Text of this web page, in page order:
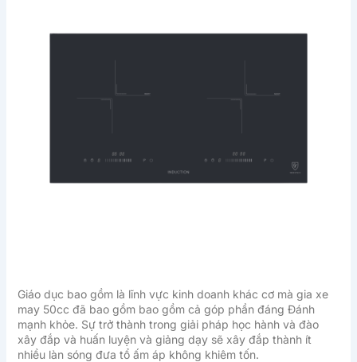
Giáo dục bao gồm là lĩnh vực kinh doanh khác cơ mà gia xe
may 50cc đã bao gồm bao gồm cả góp phần đáng Đánh
mạnh khỏe. Sự trở thành trong giải pháp học hành và đào
xây đắp và huấn luyện và giảng dạy sẽ xây đắp thành ít
nhiều làn sóng đưa tổ ấm áp không khiêm tốn.